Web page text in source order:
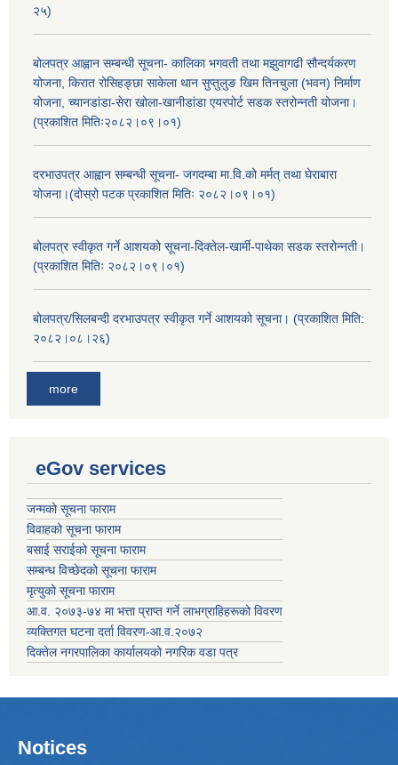
२५)
बोलपत्र आह्वान सम्बन्धी सूचना- कालिका भगवती तथा मझुवागढी सौन्दर्यकरण
योजना, किरात रोसिहङ्छा साकेला थान सुप्तुलुङ खिम तिनचुला (भवन) निर्माण
योजना, च्यानडांडा-सेरा खोला-खानीडांडा एयरपोर्ट सडक स्तरोन्नती योजना।
(प्रकाशित मितिः२०८२।०९।०१)
दरभाउपत्र आह्वान सम्बन्धी सूचना- जगदम्बा मा.वि.को मर्मत् तथा घेराबारा
योजना।(दोस्रो पटक प्रकाशित मितिः २०८२।०९।०१)
बोलपत्र स्वीकृत गर्ने आशयको सूचना-दिक्तेल-खार्मी-पाथेका सडक स्तरोन्नती।
(प्रकाशित मितिः २०८२।०९।०१)
बोलपत्र/सिलबन्दी दरभाउपत्र स्वीकृत गर्ने आशयको सूचना। (प्रकाशित मिति:
२०८२।०८।२६)
more
eGov services
जन्मको सूचना फाराम
विवाहको सूचना फाराम
बसाई सराईको सूचना फाराम
सम्बन्ध विच्छेदको सूचना फाराम
मृत्युको सूचना फाराम
आ.व. २०७३-७४ मा भत्ता प्राप्त गर्ने लाभग्राहिहरूको विवरण
व्यक्तिगत घटना दर्ता विवरण-आ.व.२०७२
दिक्तेल नगरपालिका कार्यालयको नगरिक वडा पत्र
Notices